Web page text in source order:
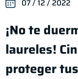
07 / 12 / 2022
¡No te
laureles!
proteger